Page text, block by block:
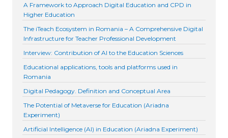
A Framework to Approach Digital Education and CPD in
Higher Education
The iTeach Ecosystem in Romania – A Comprehensive Digital
Infrastructure for Teacher Professional Development
Interview: Contribution of AI to the Education Sciences
Educational applications, tools and platforms used in
Romania
Digital Pedagogy. Definition and Conceptual Area
The Potential of Metaverse for Education (Ariadna
Experiment)
Artificial Intelligence (AI) in Education (Ariadna Experiment)